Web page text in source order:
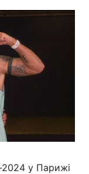
2024 у Парижі